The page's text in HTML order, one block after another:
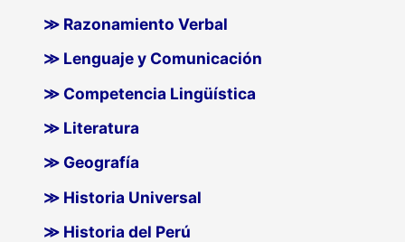
≫ Razonamiento Verbal
≫ Lenguaje y Comunicación
≫ Competencia Lingüística
≫ Literatura
≫ Geografía
≫ Historia Universal
≫ Historia del Perú